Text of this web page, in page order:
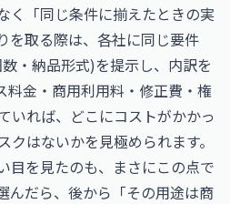
く「同じ条件に揃えたときの実
を取る際は、各社に同じ要件
・納品形式)を提示し、内訳を
料金・商用利用料・修正費・権
いれば、どこにコストがかかっ
はないかを見極められます。
目を見たのも、まさにこの点で
んだら、後から「その用途は商